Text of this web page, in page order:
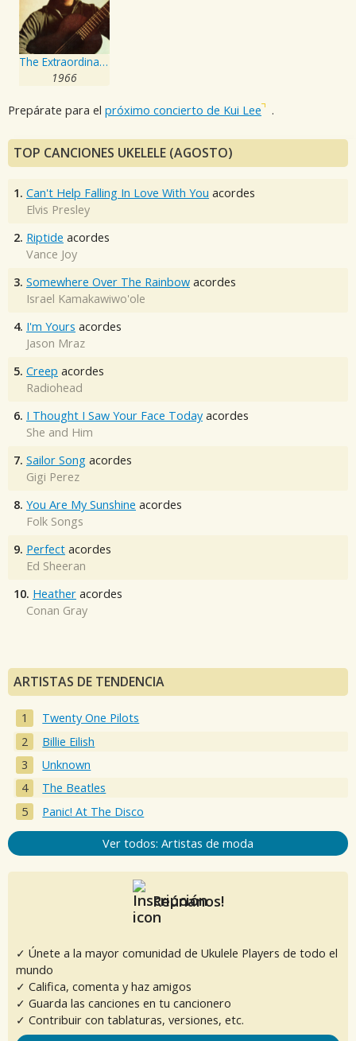
The Extraordinary Kui Lee
1966
Prepárate para el próximo concierto de Kui Lee .
TOP CANCIONES UKELELE (AGOSTO)
1. Can't Help Falling In Love With You acordes
Elvis Presley
2. Riptide acordes
Vance Joy
3. Somewhere Over The Rainbow acordes
Israel Kamakawiwo'ole
4. I'm Yours acordes
Jason Mraz
5. Creep acordes
Radiohead
6. I Thought I Saw Your Face Today acordes
She and Him
7. Sailor Song acordes
Gigi Perez
8. You Are My Sunshine acordes
Folk Songs
9. Perfect acordes
Ed Sheeran
10. Heather acordes
Conan Gray
ARTISTAS DE TENDENCIA
Twenty One Pilots
Billie Eilish
Unknown
The Beatles
Panic! At The Disco
Ver todos: Artistas de moda
Reúnanos!
✓ Únete a la mayor comunidad de Ukulele Players de todo el
mundo
✓ Califica, comenta y haz amigos
✓ Guarda las canciones en tu cancionero
✓ Contribuir con tablaturas, versiones, etc.